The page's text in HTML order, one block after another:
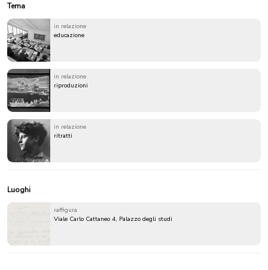
Tema
in relazione
educazione
in relazione
riproduzioni
in relazione
ritratti
Luoghi
raffigura
Viale Carlo Cattaneo 4, Palazzo degli studi